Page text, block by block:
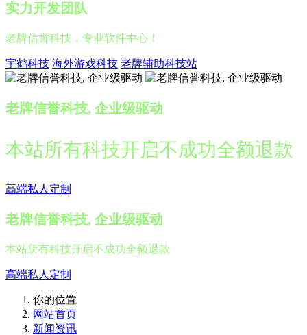
实力开发团队
老牌信誉科技，专业软件中心！
宇鹤科技 海外游戏科技 老牌辅助科技站
老牌信誉科技, 企业级驱动
本站所有科技开启不成功全额退款
高端私人定制
老牌信誉科技, 企业级驱动
本站所有科技开启不成功全额退款
高端私人定制
你的位置
网站首页
新闻资讯